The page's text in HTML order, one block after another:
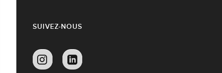
SUIVEZ-NOUS